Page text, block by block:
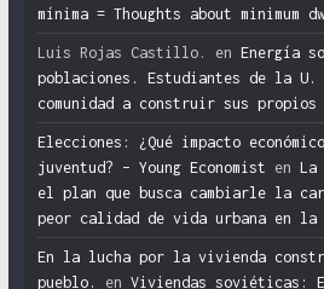
mínima = Thoughts about minimum
Luis Rojas Castillo. en Energía
poblaciones. Estudiantes de la U.
comunidad a construir sus
Elecciones: ¿Qué impacto
juventud? – Young Economist en La
el plan que busca cambiarle la
peor calidad de vida urbana en la
En la lucha por la vivienda
pueblo.
en Viviendas soviéticas: